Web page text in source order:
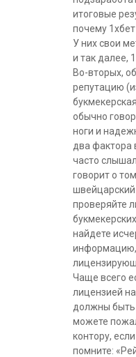
итоговые
почему
У них свои
и так далее,
Во-вторых,
репутацию
обычно
ноги и
два фактора
часто
говорит о
швейцарский
проверяйте
найдете
информацию,
Чаще всего
лицензией
должны быть
можете
контору,
помните: